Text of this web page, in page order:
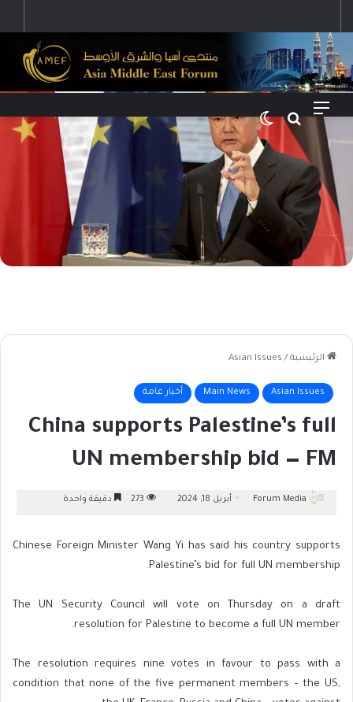
القائمة بحث عن
الرئيسية /
Asian Issues
Asian Issues
Main News أخبار عامة
China supports Palestine’s full
UN membership bid — FM
Forum Media أبريل 18, 2024 دقيقة واحدة
Chinese Foreign Minister Wang Yi has said his country supports
Palestine’s bid for full UN membership.
The UN Security Council will vote on Thursday on a draft
resolution for Palestine to become a full UN member.
The resolution requires nine votes in favour to pass with a
condition that none of the five permanent members – the US,